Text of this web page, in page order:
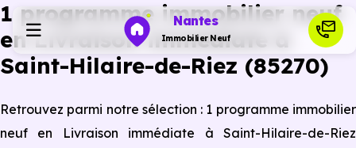
Nantes
Immobilier Neuf
1 programme immobilier neuf
en Livraison immédiate à
Saint-Hilaire-de-Riez (85270)
Retrouvez parmi notre sélection : 1 programme immobilier
neuf en Livraison immédiate à Saint-Hilaire-de-Riez